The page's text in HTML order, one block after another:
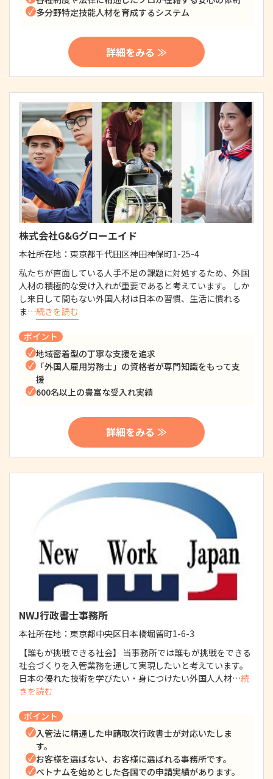
多分野特定技能人材を育成するシステム
詳細をみる ≫
株式会社G&Gグローエイド
本社所在地： 東京都千代田区神田神保町1-25-4
私たちが直面している人手不足の課題に対処するため、外国
人材の積極的な受け入れが重要であると考えています。 しか
し来日して間もない外国人材は日本の習慣、生活に慣れる
ま…続きを読む
ポイント
地域密着型の丁寧な支援を追求
「外国人雇用労務士」の資格者が専門知識をもって支
援
600名以上の豊富な受入れ実績
詳細をみる ≫
NWJ行政書士事務所
本社所在地： 東京都中央区日本橋堀留町1-6-3
【誰もが挑戦できる社会】 当事務所では誰もが挑戦をできる
社会づくりを入管業務を通して実現したいと考えています。
日本の優れた技術を学びたい・身につけたい外国人人材…続
きを読む
ポイント
入管法に精通した申請取次行政書士が対応いたしま
す。
お客様を選ばない、お客様に選ばれる事務所です。
ベトナムを始めとした各国での申請実績があります。